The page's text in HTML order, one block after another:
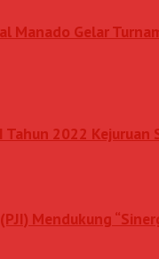
Manado Gelar
2022 Kejuruan
Mendukung